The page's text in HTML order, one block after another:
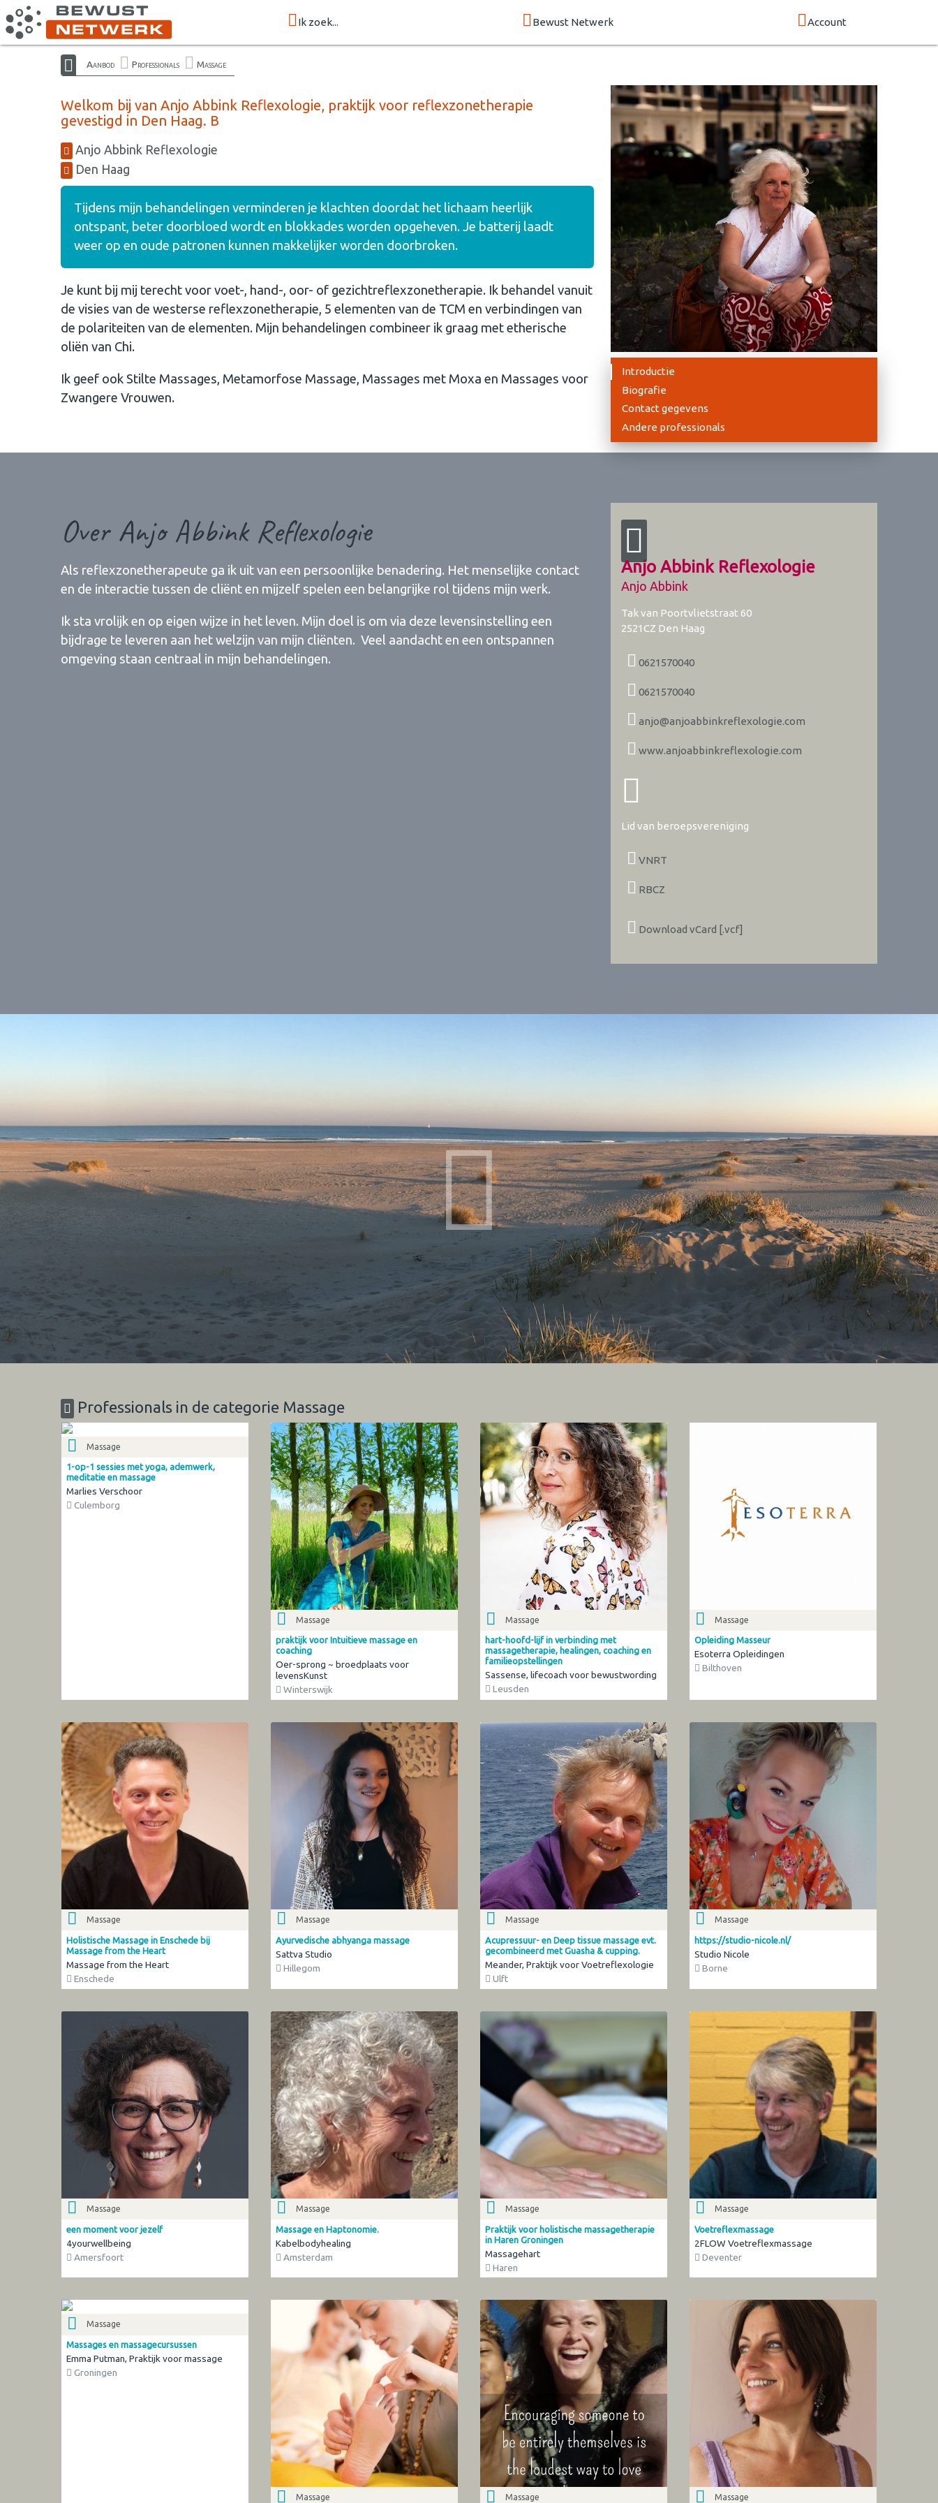
Ik zoek... Bewust Netwerk Account
Aanbod Professionals Massage
Welkom bij van Anjo Abbink Reflexologie, praktijk voor reflexzonetherapie
gevestigd in Den Haag. B
Anjo Abbink Reflexologie
Den Haag
Tijdens mijn behandelingen verminderen je klachten doordat het lichaam heerlijk
ontspant, beter doorbloed wordt en blokkades worden opgeheven. Je batterij laadt
weer op en oude patronen kunnen makkelijker worden doorbroken.
Je kunt bij mij terecht voor voet-, hand-, oor- of gezichtreflexzonetherapie. Ik behandel vanuit
de visies van de westerse reflexzonetherapie, 5 elementen van de TCM en verbindingen van
de polariteiten van de elementen. Mijn behandelingen combineer ik graag met etherische
oliën van Chi.
Ik geef ook Stilte Massages, Metamorfose Massage, Massages met Moxa en Massages voor
Zwangere Vrouwen.
Introductie
Biografie
Contact gegevens
Andere professionals
Over Anjo Abbink Reflexologie
Als reflexzonetherapeute ga ik uit van een persoonlijke benadering. Het menselijke contact
en de interactie tussen de cliënt en mijzelf spelen een belangrijke rol tijdens mijn werk.
Ik sta vrolijk en op eigen wijze in het leven. Mijn doel is om via deze levensinstelling een
bijdrage te leveren aan het welzijn van mijn cliënten. Veel aandacht en een ontspannen
omgeving staan centraal in mijn behandelingen.
Anjo Abbink Reflexologie
Anjo Abbink
Tak van Poortvlietstraat 60
2521CZ Den Haag
0621570040
0621570040
anjo@anjoabbinkreflexologie.com
www.anjoabbinkreflexologie.com
Lid van beroepsvereniging
VNRT
RBCZ
Download vCard [.vcf]
Professionals in de categorie Massage
Massage
1-op-1 sessies met yoga, ademwerk,
meditatie en massage
Marlies Verschoor
Culemborg
Massage
praktijk voor Intuitieve massage en
coaching
Oer-sprong ~ broedplaats voor
levensKunst
Winterswijk
Massage
hart-hoofd-lijf in verbinding met
massagetherapie, healingen, coaching en
familieopstellingen
Sassense, lifecoach voor bewustwording
Leusden
Massage
Opleiding Masseur
Esoterra Opleidingen
Bilthoven
Massage
Holistische Massage in Enschede bij
Massage from the Heart
Massage from the Heart
Enschede
Massage
Ayurvedische abhyanga massage
Sattva Studio
Hillegom
Massage
Acupressuur- en Deep tissue massage evt.
gecombineerd met Guasha & cupping.
Meander, Praktijk voor Voetreflexologie
Ulft
Massage
https://studio-nicole.nl/
Studio Nicole
Borne
Massage
een moment voor jezelf
4yourwellbeing
Amersfoort
Massage
Massage en Haptonomie.
Kabelbodyhealing
Amsterdam
Massage
Praktijk voor holistische massagetherapie
in Haren Groningen
Massagehart
Haren
Massage
Voetreflexmassage
2FLOW Voetreflexmassage
Deventer
Massage
Massages en massagecursussen
Emma Putman, Praktijk voor massage
Groningen
Massage Massage Massage